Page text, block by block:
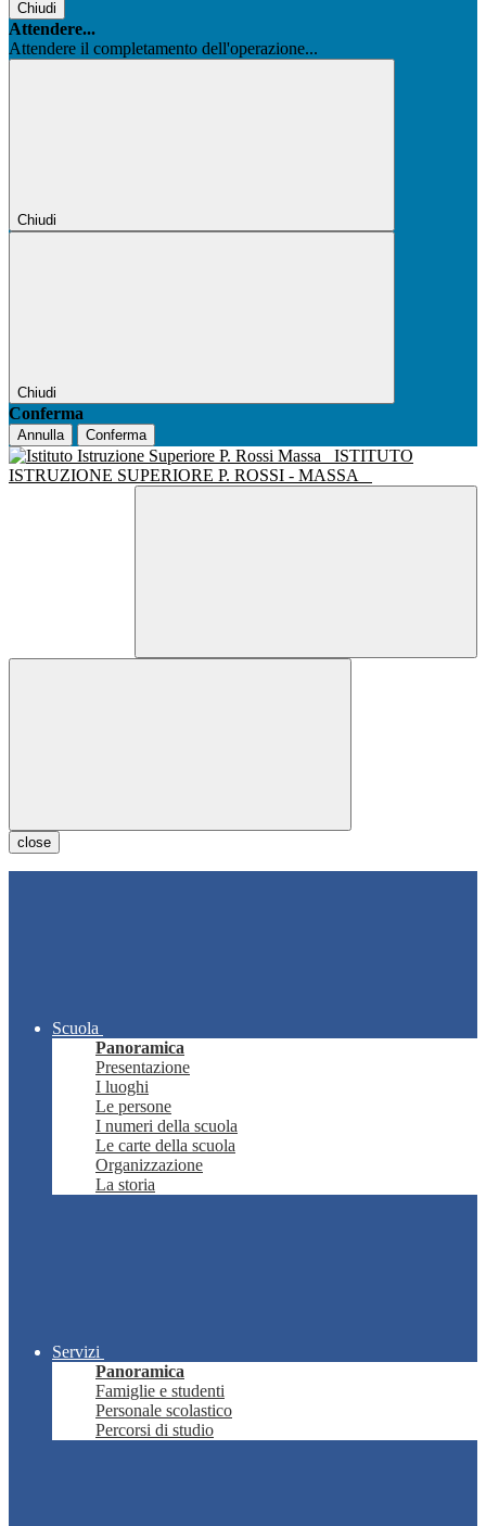
Chiudi
Attendere...
Attendere il completamento dell'operazione...
Chiudi
Chiudi
Conferma
Annulla Conferma
ISTITUTO
ISTRUZIONE SUPERIORE P. ROSSI - MASSA
close
Scuola
Panoramica
Presentazione
I luoghi
Le persone
I numeri della scuola
Le carte della scuola
Organizzazione
La storia
Servizi
Panoramica
Famiglie e studenti
Personale scolastico
Percorsi di studio